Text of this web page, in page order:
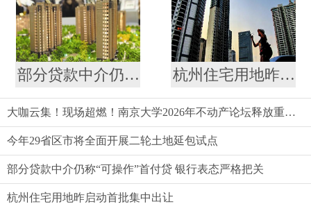
部分贷款中介仍称“可操作”首付贷 银行表态严格把关 杭州住宅用地昨启动首批集中出让
大咖云集！现场超燃！南京大学2026年不动产论坛释放重磅信号
今年29省区市将全面开展二轮土地延包试点
部分贷款中介仍称“可操作”首付贷 银行表态严格把关
杭州住宅用地昨启动首批集中出让